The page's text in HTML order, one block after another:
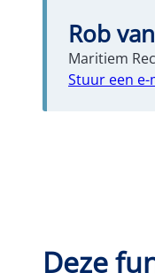
Rob
Maritiem
Stuur een e-
Deze